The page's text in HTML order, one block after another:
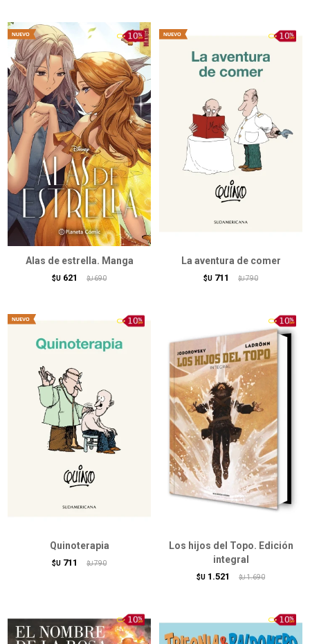
Alas de estrella. Manga
$U 621 $U 690
La aventura de comer
$U 711 $U 790
Quinoterapia
$U 711 $U 790
Los hijos del Topo. Edición
integral
$U 1.521 $U 1.690